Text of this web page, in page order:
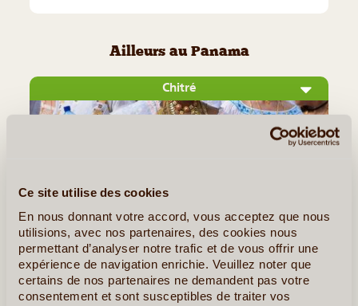
Ce site utilise des cookies
En nous donnant votre accord, vous acceptez que nous
utilisions, avec nos partenaires, des cookies nous
permettant d’analyser notre trafic et de vous offrir une
expérience de navigation enrichie. Veuillez noter que
certains de nos partenaires ne demandent pas votre
consentement et sont susceptibles de traiter vos
Ailleurs au Panama
Chitré
La charmante capitale de la péninsule d'Azuero Avec ses 80